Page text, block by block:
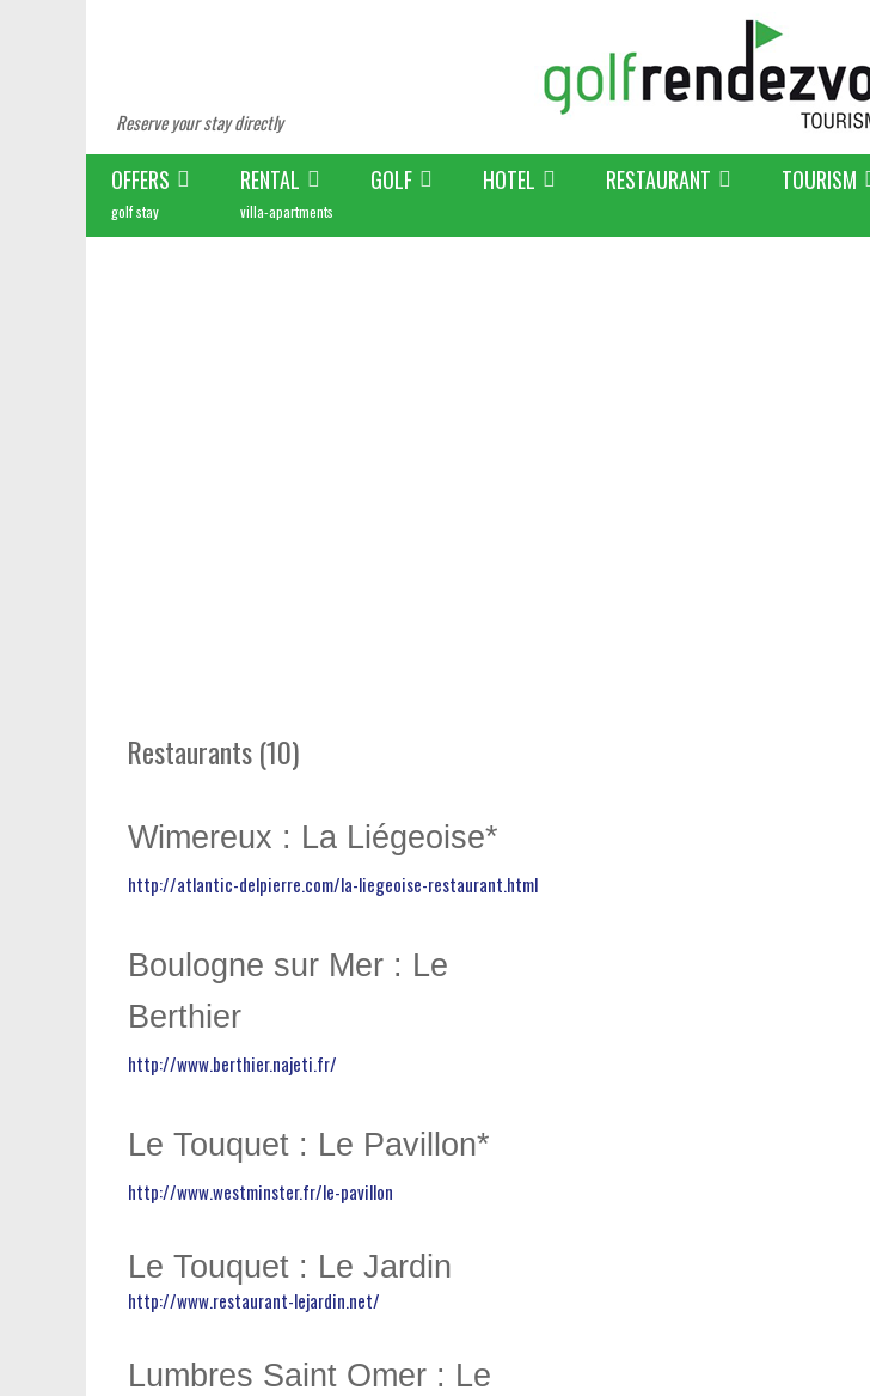
Reserve your stay directly
OFFERS
golf stay
RENTAL
villa-apartments
GOLF HOTEL RESTAURANT TOURISM
Restaurants (10)
Wimereux : La Liégeoise*
http://atlantic-delpierre.com/la-liegeoise-restaurant.html
Boulogne sur Mer : Le
Berthier
http://www.berthier.najeti.fr/
Le Touquet : Le Pavillon*
http://www.westminster.fr/le-pavillon
Le Touquet : Le Jardin
http://www.restaurant-lejardin.net/
Lumbres Saint Omer : Le